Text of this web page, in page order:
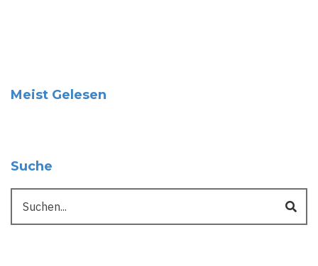
Meist Gelesen
Suche